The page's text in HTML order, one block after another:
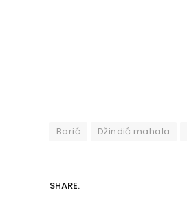
Borić Džindić mahala
SHARE.